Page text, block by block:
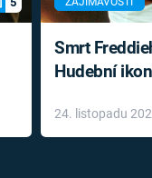
Smrt
Hudební
léky
24. listopadu